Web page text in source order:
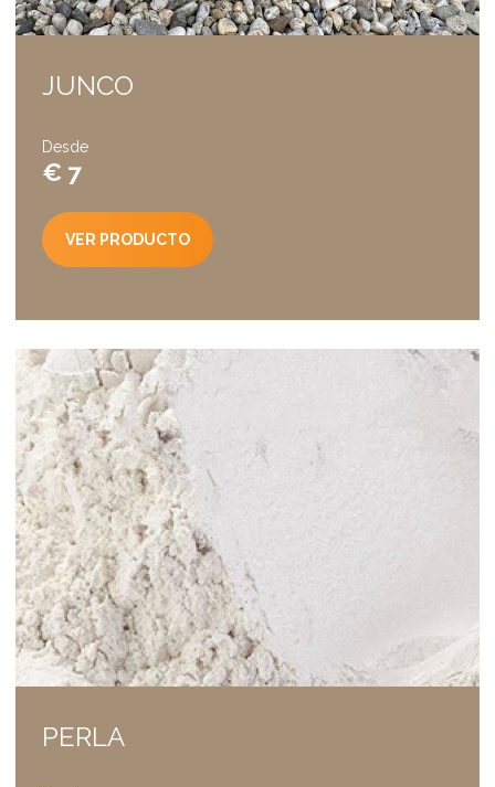
JUNCO
Desde
€ 7
VER PRODUCTO
PERLA